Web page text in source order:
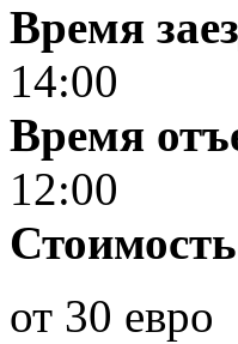
Время
14:00
Время
12:00
от 30 евро